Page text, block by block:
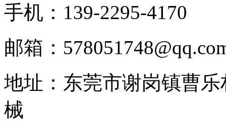
手机：139-2295-4170
邮箱：
地址：东莞市谢岗镇曹
械